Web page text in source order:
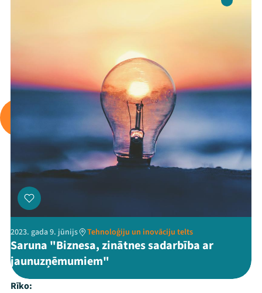
2023. gada 9. jūnijs Tehnoloģiju un inovāciju telts
Saruna "Biznesa, zinātnes sadarbība ar
jaunuzņēmumiem"
Rīko: